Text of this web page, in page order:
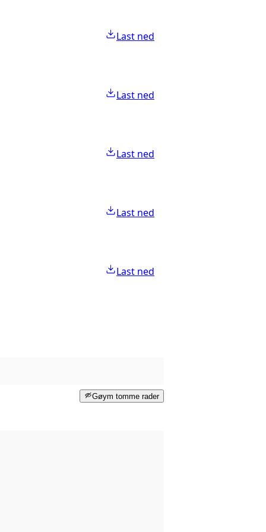
Last ned
Last ned
Last ned
Last ned
Last ned
Gøym tomme rader